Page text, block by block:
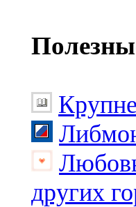
других